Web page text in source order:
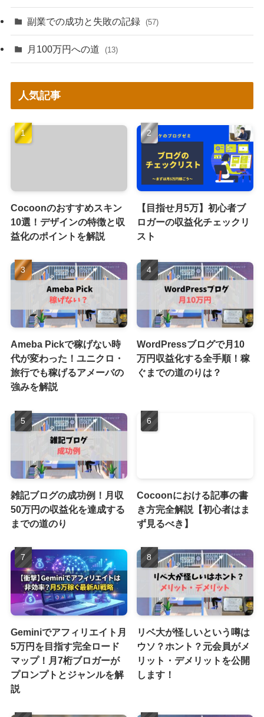
副業での成功と失敗の記録 (57)
月100万円への道 (13)
人気記事
Cocoonのおすすめスキン
10選！デザインの特徴と収
益化のポイントを解説
【目指せ月5万】初心者ブ
ロガーの収益化チェックリ
スト
Ameba Pickで稼げない時
代が変わった！ユニクロ・
旅行でも稼げるアメーバの
強みを解説
WordPressブログで月10
万円収益化する全手順！稼
ぐまでの道のりは？
雑記ブログの成功例！月収
50万円の収益化を達成する
までの道のり
Cocoonにおける記事の書
き方完全解説【初心者はま
ず見るべき】
Geminiでアフィリエイト月
5万円を目指す完全ロード
マップ！月7桁ブロガーが
プロンプトとジャンルを解
説
リベ大が怪しいという噂は
ウソ？ホント？元会員がメ
リット・デメリットを公開
します！